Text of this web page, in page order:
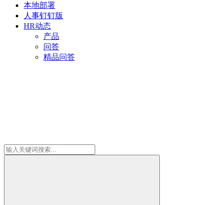
本地部署
人事钉钉版
HR动态
产品
问答
精品问答